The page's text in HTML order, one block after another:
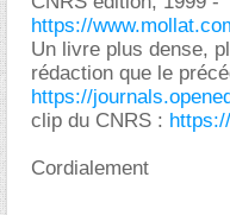
https://
Un livre plus dense,
rédaction que le
https://
clip du CNRS :
Cordialement